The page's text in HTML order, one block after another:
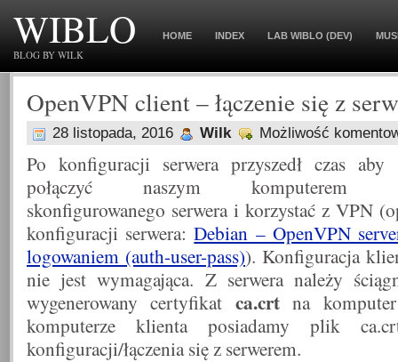
WIBLO
BLOG BY WILK
HOME INDEX LAB WIBLO (DEV)
OpenVPN client – łączenie się z
28 listopada, 2016 Wilk Możliwość
Po konfiguracji serwera przyszedł czas aby
połączyć naszym komputerem
skonfigurowanego serwera i korzystać z VPN
konfiguracji serwera:Debian – OpenVPN
logowaniem (auth-user-pass)). Konfiguracja
nie jest wymagająca. Z serwera należy
wygenerowany certyfikat ca.crtna
komputerze klienta posiadamy plik
konfiguracji/łączenia się z serwerem.